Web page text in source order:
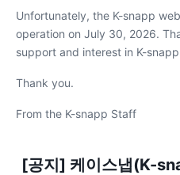
Unfortunately, the K-snapp
operation on July 30, 2026.
support and interest in K-
Thank you.
From the K-snapp Staff
[공지] 케이스냅(K-